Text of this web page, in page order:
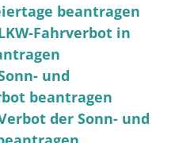
beantragen
Fahrverbot in
und
beantragen
der Sonn- und